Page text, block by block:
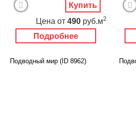
Подробнее
Цена от 490 руб.м2
Купить
Подводный мир (ID 8962)